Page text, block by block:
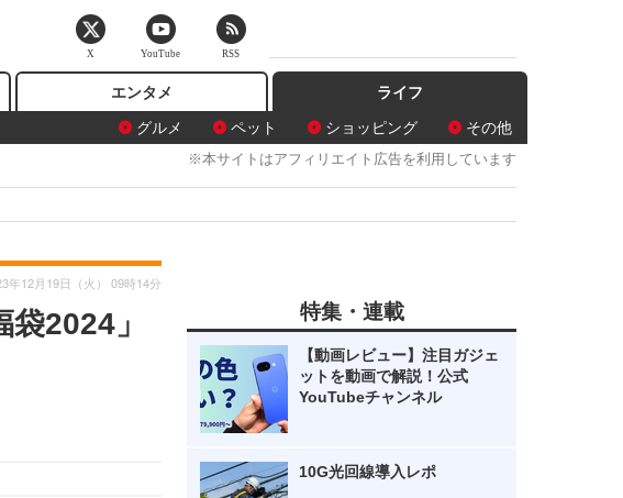
エンタメ
ライフ
グルメ
ペット ショッピング その他
※本サイトはアフィリエイト広告を利用しています
2024」
年12月19日（火） 09時14分
特集・連載
【動画レビュー】注目ガジェ
ットを動画で解説！公式
YouTubeチャンネル
10G光回線導入レポ
X YouTube RSS